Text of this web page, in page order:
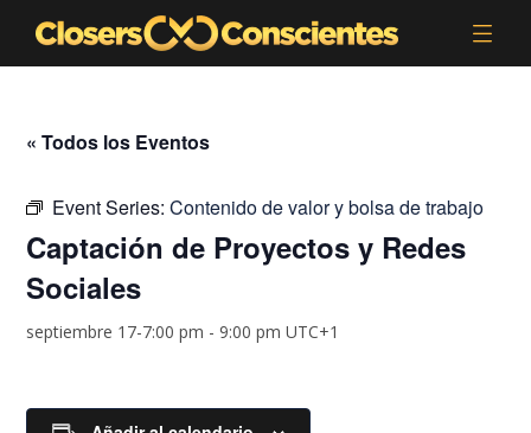
« Todos los Eventos
Event Series:Contenido de valor y bolsa de trabajo
Captación de Proyectos y Redes
Sociales
septiembre 17-7:00 pm -9:00 pm UTC+1